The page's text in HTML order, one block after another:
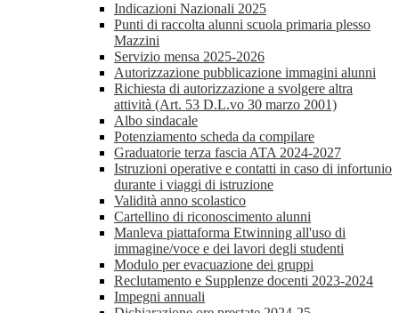
Indicazioni Nazionali 2025
Punti di raccolta alunni scuola primaria plesso
Mazzini
Servizio mensa 2025-2026
Autorizzazione pubblicazione immagini alunni
Richiesta di autorizzazione a svolgere altra
attività (Art. 53 D.L.vo 30 marzo 2001)
Albo sindacale
Potenziamento scheda da compilare
Graduatorie terza fascia ATA 2024-2027
Istruzioni operative e contatti in caso di infortunio
durante i viaggi di istruzione
Validità anno scolastico
Cartellino di riconoscimento alunni
Manleva piattaforma Etwinning all'uso di
immagine/voce e dei lavori degli studenti
Modulo per evacuazione dei gruppi
Reclutamento e Supplenze docenti 2023-2024
Impegni annuali